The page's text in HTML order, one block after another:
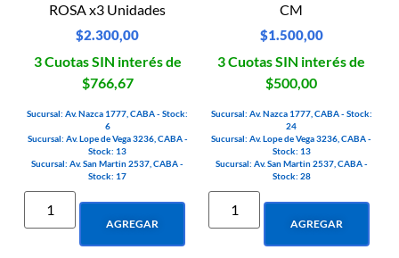
ROSA x3 Unidades
$2.300,00
3 Cuotas SIN interés de
$766,67
Sucursal: Av. Nazca 1777, CABA - Stock:
6
Sucursal: Av. Lope de Vega 3236, CABA -
Stock: 13
Sucursal: Av. San Martin 2537, CABA -
Stock: 17
AGREGAR
CM
$1.500,00
3 Cuotas SIN interés de
$500,00
Sucursal: Av. Nazca 1777, CABA - Stock:
24
Sucursal: Av. Lope de Vega 3236, CABA -
Stock: 13
Sucursal: Av. San Martin 2537, CABA -
Stock: 28
AGREGAR